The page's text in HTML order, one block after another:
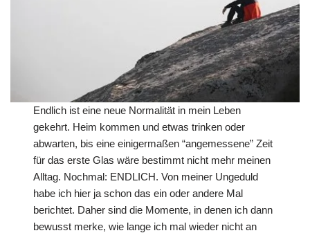
Endlich ist eine neue Normalität in mein Leben
gekehrt. Heim kommen und etwas trinken oder
abwarten, bis eine einigermaßen “angemessene” Zeit
für das erste Glas wäre bestimmt nicht mehr meinen
Alltag. Nochmal: ENDLICH. Von meiner Ungeduld
habe ich hier ja schon das ein oder andere Mal
berichtet. Daher sind die Momente, in denen ich dann
bewusst merke, wie lange ich mal wieder nicht an